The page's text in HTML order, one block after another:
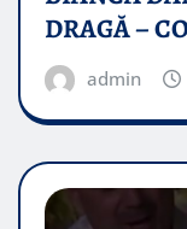
DRAGĂ –
admin